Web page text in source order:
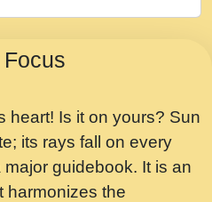
Shyam Ho.mp3
आय, रठ हर क मनन न आय
ji maharaj.mp3
प्रेरणा -Swami
Focus
heart! Is it on yours? Sun
its rays fall on every
guidebook. It is an
harmonizes the